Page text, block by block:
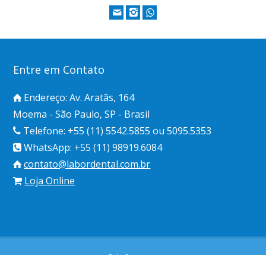
Entre em Contato
Endereço: Av. Aratãs, 164
Moema - São Paulo, SP - Brasil
Telefone: +55 (11) 5542.5855 ou 5095.5353
WhatsApp: +55 (11) 98919.6084
contato@labordental.com.br
Loja Online